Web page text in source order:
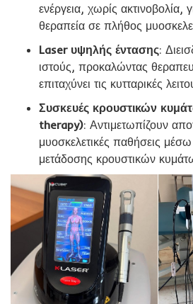
ενέργεια, χωρίς ακτινοβολία,
θεραπεία σε πλήθος
Laser υψηλής έντασης:
ιστούς, προκαλώντας
επιταχύνει τις κυτταρικές
Συσκευές κρουστικών
therapy): Αντιμετωπίζουν
μυοσκελετικές παθήσεις
μετάδοσης κρουστικών